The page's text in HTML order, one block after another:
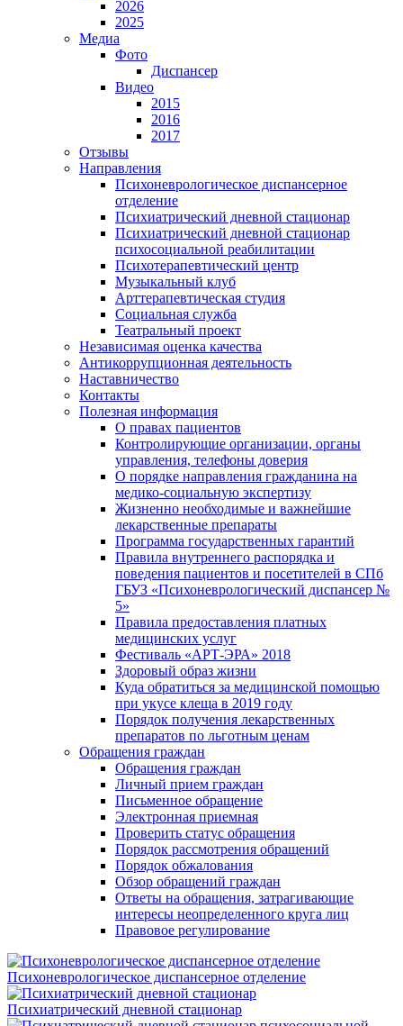
2026
2025
Медиа
Фото
Диспансер
Видео
2015
2016
2017
Отзывы
Направления
Психоневрологическое диспансерное
отделение
Психиатрический дневной стационар
Психиатрический дневной стационар
психосоциальной реабилитации
Психотерапевтический центр
Музыкальный клуб
Арттерапевтическая студия
Социальная служба
Театральный проект
Независимая оценка качества
Антикоррупционная деятельность
Наставничество
Контакты
Полезная информация
О правах пациентов
Контролирующие организации, органы
управления, телефоны доверия
О порядке направления гражданина на
медико-социальную экспертизу
Жизненно необходимые и важнейшие
лекарственные препараты
Программа государственных гарантий
Правила внутреннего распорядка и
поведения пациентов и посетителей в СПб
ГБУЗ «Психоневрологический диспансер №
5»
Правила предоставления платных
медицинских услуг
Фестиваль «АРТ-ЭРА» 2018
Здоровый образ жизни
Куда обратиться за медицинской помощью
при укусе клеща в 2019 году
Порядок получения лекарственных
препаратов по льготным ценам
Обращения граждан
Обращения граждан
Личный прием граждан
Письменное обращение
Электронная приемная
Проверить статус обращения
Порядок рассмотрения обращений
Порядок обжалования
Обзор обращений граждан
Ответы на обращения, затрагивающие
интересы неопределенного круга лиц
Правовое регулирование
Психоневрологическое диспансерное отделение
Психиатрический дневной стационар